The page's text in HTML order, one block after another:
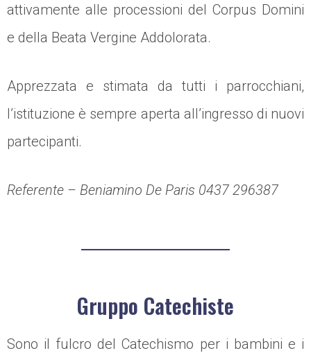
attivamente alle processioni del Corpus Domini
e della Beata Vergine Addolorata.
Apprezzata e stimata da tutti i parrocchiani,
l’istituzione è sempre aperta all’ingresso di nuovi
partecipanti.
Referente – Beniamino De Paris 0437 296387
Gruppo Catechiste
Sono il fulcro del Catechismo per i bambini e i